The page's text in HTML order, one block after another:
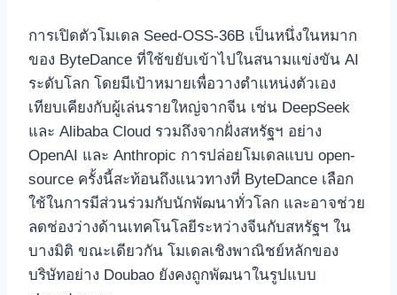
การเปิดตัวโมเดล Seed-OSS-36B เป็นหนึ่งในหมาก
ของ ByteDance ที่ใช้ขยับเข้าไปในสนามแข่งขัน AI
ระดับโลก โดยมีเป้าหมายเพื่อวางตำแหน่งตัวเอง
เทียบเคียงกับผู้เล่นรายใหญ่จากจีน เช่น DeepSeek
และ Alibaba Cloud รวมถึงจากฝั่งสหรัฐฯ อย่าง
OpenAI และ Anthropic การปล่อยโมเดลแบบ open-
source ครั้งนี้สะท้อนถึงแนวทางที่ ByteDance เลือก
ใช้ในการมีส่วนร่วมกับนักพัฒนาทั่วโลก และอาจช่วย
ลดช่องว่างด้านเทคโนโลยีระหว่างจีนกับสหรัฐฯ ใน
บางมิติ ขณะเดียวกัน โมเดลเชิงพาณิชย์หลักของ
บริษัทอย่าง Doubao ยังคงถูกพัฒนาในรูปแบบ